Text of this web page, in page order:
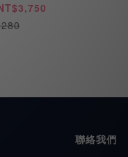
聯絡我們